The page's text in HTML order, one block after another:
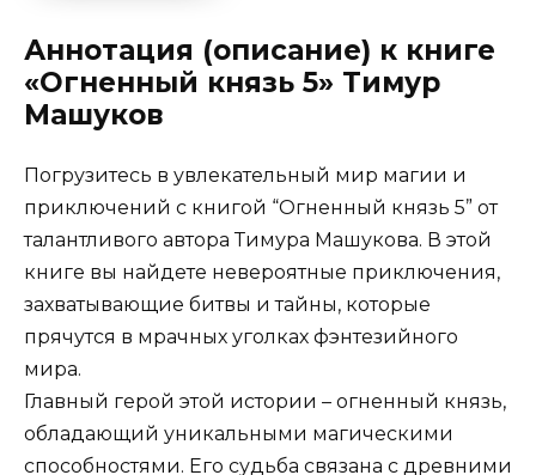
Аннотация (описание) к книге
«Огненный князь 5» Тимур
Машуков
Погрузитесь в увлекательный мир магии и
приключений с книгой “Огненный князь 5” от
талантливого автора Тимура Машукова. В этой
книге вы найдете невероятные приключения,
захватывающие битвы и тайны, которые
прячутся в мрачных уголках фэнтезийного
мира.
Главный герой этой истории – огненный князь,
обладающий уникальными магическими
способностями. Его судьба связана с древними